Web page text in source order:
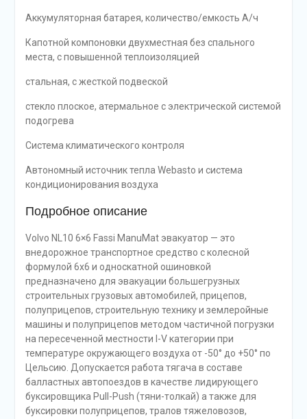
Аккумуляторная батарея, количество/емкость А/ч
Капотной компоновки двухместная без спального
места, с повышенной теплоизоляцией
стальная, с жесткой подвеской
стекло плоское, атермальное с электрической системой
подогрева
Система климатического контроля
Автономный источник тепла Webasto и система
кондиционирования воздуха
Подробное описание
Volvo NL10 6×6 Fassi ManuMat эвакуатор — это
внедорожное транспортное средство с колесной
формулой 6х6 и односкатной ошиновкой
предназначено для эвакуации большегрузных
строительных грузовых автомобилей, прицепов,
полуприцепов, строительную технику и землеройные
машины и полуприцепов методом частичной погрузки
на пересеченной местности I-V категории при
температуре окружающего воздуха от -50° до +50° по
Цельсию. Допускается работа тягача в составе
балластных автопоездов в качестве лидирующего
буксировщика Pull-Push (тяни-толкай) а также для
буксировки полуприцепов, тралов тяжеловозов,